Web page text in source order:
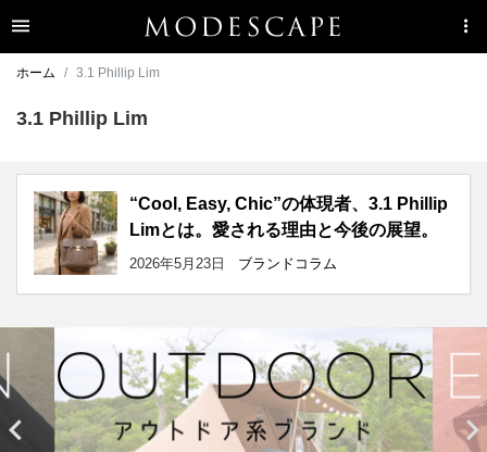
ホーム 3.1 Phillip Lim
3.1 Phillip Lim
“Cool, Easy, Chic”の体現者、3.1 Phillip
Limとは。愛される理由と今後の展望。
2026年5月23日 ブランドコラム
 